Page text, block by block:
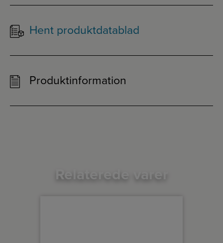
Hent produktdatablad
Produktinformation
Relaterede varer